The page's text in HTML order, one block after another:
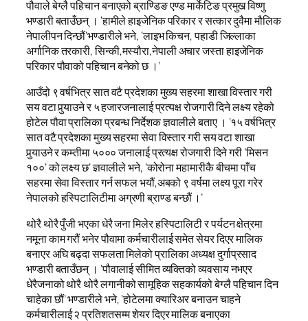
पौवाले बेग्लै पहिचान बनाएको ब्राण्डिङ एण्ड मार्केटिङ प्रमुख विष्णु
भण्डारी बताउँछन् । ‘हामीले हाइजेनिक परिकार र सत्कार दुवैमा मौलिक
नेपालीपन दिन्छौं’भण्डारीले भने, ‘लाइभ किचन, पहाडी जिल्लाका
अर्गानिक तरकारी, सिन्की,मस्यौरा,नेपाली अचार जस्ता हाइजेनिक
परिकार पौवाको पहिचान बनेको छ ।’
आउँदो ९ वर्षभित्र सात वटै प्रदेशका मुख्य सहरमा शाखा विस्तार गरी
सय वटा पुर्‍याउने र ५ हजारजनालाई प्रत्यक्ष रोजगारी दिने लक्ष्य रहेको
होटेल पौवा प्रालिका प्रबन्ध निर्देशक ज्ञवालीले बताए । ‘१५ वर्षभित्र
सात वटै प्रदेशका मुख्य सहरमा सेवा विस्तार गरी सय वटा शाखा
पुर्‍याउने र कम्तीमा ५००० जनालाई प्रत्यक्ष रोजगारी दिने गरी ‘मिसन
१००’ को लक्ष्य छ’ ज्ञवालीले भने, ‘कोरोना महामारीकै बीचमा पाँच
सहरमा सेवा विस्तार गर्न सफल भयौं,अबको ९ वर्षमा लक्ष्य पूरा गरेर
नेपालको हस्पिटालिटीमा अग्रणी ब्राण्ड बन्छौं ।’
थोरै थोरै पुँजी भएका धेरै जना मिलेर हस्पिटालिटी र पर्यटन क्षेत्रमा
नमूना काम गरौं भनेर पौवामा कर्मचारीलाई समेत सेयर दिएर मालिक
बनाएर अघि बढ्दा सफलता मिलेको प्रालिका अध्यक्ष दुर्गाप्रसाद
भण्डारी बताउँछन् । ‘पौवालाई सीमित व्यक्तिको व्यवसाय नभएर
धेरैजनाको थोरै थोरै लगानीको सामूहिक सहकार्यको बेग्लै पहिचान दिन
चाहेका छौं’ भण्डारीले भने, ‘होटेलमा क्यारिअर बनाउन चाहने
कर्मचारीलाई २ प्रतिशतसम्म शेयर दिएर मालिक बनाएका